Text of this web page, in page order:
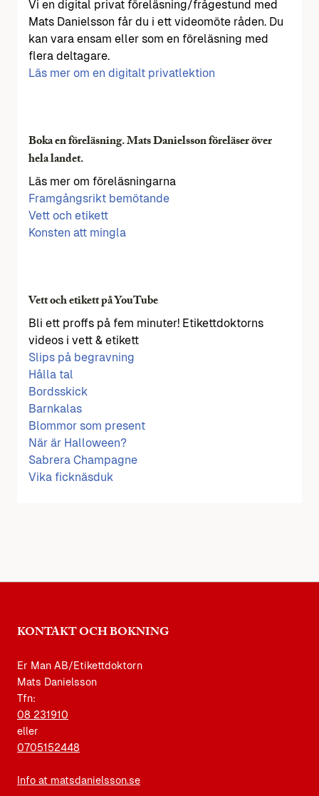
Vi en digital privat föreläsning/frågestund med
Mats Danielsson får du i ett videomöte råden. Du
kan vara ensam eller som en föreläsning med
flera deltagare.
Läs mer om en digitalt privatlektion
Boka en föreläsning. Mats Danielsson föreläser över
hela landet.
Läs mer om föreläsningarna
Framgångsrikt bemötande
Vett och etikett
Konsten att mingla
Vett och etikett på YouTube
Bli ett proffs på fem minuter! Etikettdoktorns
videos i vett & etikett
Slips på begravning
Hålla tal
Bordsskick
Barnkalas
Blommor som present
När är Halloween?
Sabrera Champagne
Vika ficknäsduk
KONTAKT OCH BOKNING
Er Man AB/Etikettdoktorn
Mats Danielsson
Tfn:
08 231910
eller
0705152448
Info at matsdanielsson.se